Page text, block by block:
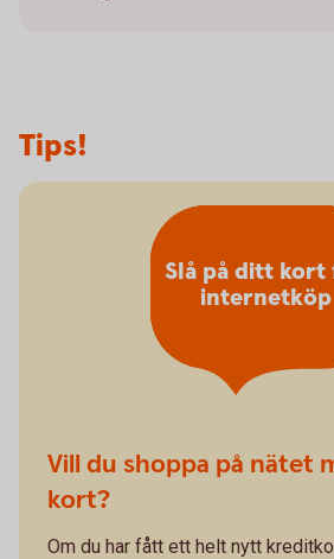
Tips!
Slå på ditt
internetköp
Vill du shoppa på nätet
kort?
Om du har fått ett helt nytt